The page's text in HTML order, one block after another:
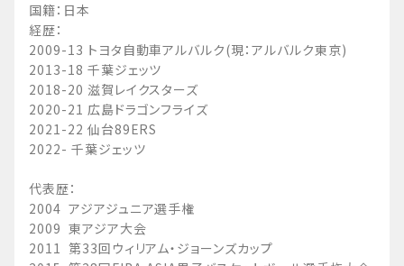
国籍：日本
経歴：
2009-13 トヨタ自動車アルバルク(現：アルバルク東京)
2013-18 千葉ジェッツ
2018-20 滋賀レイクスターズ
2020-21 広島ドラゴンフライズ
2021-22 仙台89ERS
2022- 千葉ジェッツ
代表歴：
2004 アジアジュニア選手権
2009 東アジア大会
2011 第33回ウィリアム・ジョーンズカップ